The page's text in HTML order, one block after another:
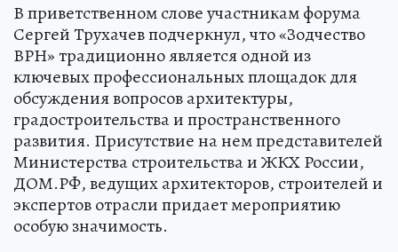
В приветственном слове участникам форума
Сергей Трухачев подчеркнул, что «Зодчество
ВРН» традиционно является одной из
ключевых профессиональных площадок для
обсуждения вопросов архитектуры,
градостроительства и пространственного
развития. Присутствие на нем представителей
Министерства строительства и ЖКХ России,
ДОМ.РФ, ведущих архитекторов, строителей и
экспертов отрасли придает мероприятию
особую значимость.